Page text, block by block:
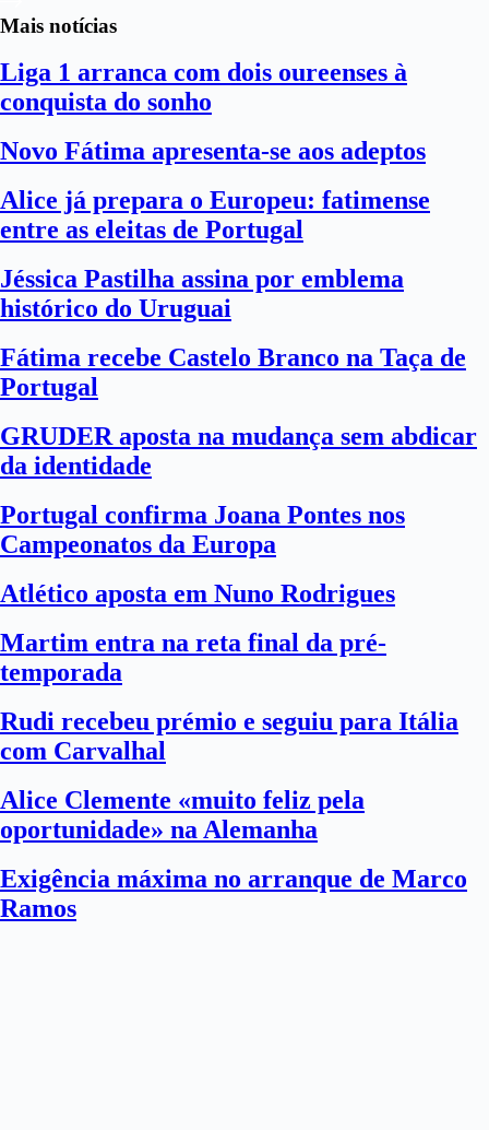
Mais notícias
Liga 1 arranca com dois oureenses à
conquista do sonho
Novo Fátima apresenta-se aos adeptos
Alice já prepara o Europeu: fatimense
entre as eleitas de Portugal
Jéssica Pastilha assina por emblema
histórico do Uruguai
Fátima recebe Castelo Branco na Taça de
Portugal
GRUDER aposta na mudança sem abdicar
da identidade
Portugal confirma Joana Pontes nos
Campeonatos da Europa
Atlético aposta em Nuno Rodrigues
Martim entra na reta final da pré-
temporada
Rudi recebeu prémio e seguiu para Itália
com Carvalhal
Alice Clemente «muito feliz pela
oportunidade» na Alemanha
Exigência máxima no arranque de Marco
Ramos